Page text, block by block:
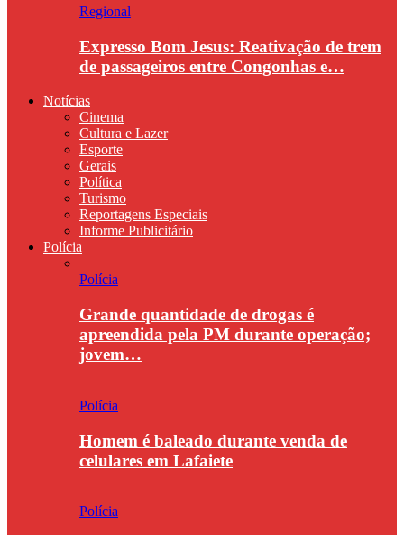
Regional
Expresso Bom Jesus: Reativação de trem
de passageiros entre Congonhas e…
Notícias
Cinema
Cultura e Lazer
Esporte
Gerais
Política
Turismo
Reportagens Especiais
Informe Publicitário
Polícia
Polícia
Grande quantidade de drogas é
apreendida pela PM durante operação;
jovem…
Polícia
Homem é baleado durante venda de
celulares em Lafaiete
Polícia